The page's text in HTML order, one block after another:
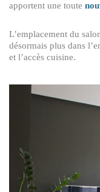
apportent une toute
L’emplacement du
désormais plus dans
et l’accès cuisine.